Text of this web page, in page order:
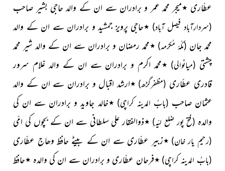
عطّاری ٭میجر محمد عمر و برادران سے ان کے والد حاجی بشیر صاحب
(سردارآباد فیصل آباد) ٭حاجی پرویز جمشید و برادران سے ان کے والد
محمد جان (مکّۂ مُکرّمہ) ٭محمد رمضان و برادران سے ان کے والد شیر محمد
چشتی (میانوالی) ٭محمد اکرم و برادران سے ان کے والد غلام سرور
قادری عطّاری (مظفرگڑھ)٭ارشد اقبال و برادران سے ان کے والد
عثمان صاحب (بابُ المدینہ کراچی) ٭خالد جاوید و برادران سے ان کی
والدہ (فتح پور ضلع لیّہ) ٭ذوالفقار علی سلطانی سے ان کے بچوں کی امّی
(رحیم یار خان) ٭زبیر عطّاری سے ان کے بیٹے حافظ وھاج عطّاری
(بابُ المدینہ کراچی) ٭فرحان عطّاری و برادران سے ان کی والدہ ٭حافظ